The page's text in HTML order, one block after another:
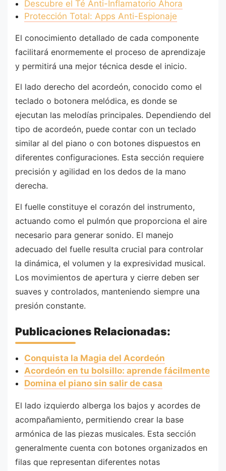
Descubre el Té Anti-Inflamatorio Ahora
Protección Total: Apps Anti-Espionaje
El conocimiento detallado de cada componente
facilitará enormemente el proceso de aprendizaje
y permitirá una mejor técnica desde el inicio.
El lado derecho del acordeón, conocido como el
teclado o botonera melódica, es donde se
ejecutan las melodías principales. Dependiendo del
tipo de acordeón, puede contar con un teclado
similar al del piano o con botones dispuestos en
diferentes configuraciones. Esta sección requiere
precisión y agilidad en los dedos de la mano
derecha.
El fuelle constituye el corazón del instrumento,
actuando como el pulmón que proporciona el aire
necesario para generar sonido. El manejo
adecuado del fuelle resulta crucial para controlar
la dinámica, el volumen y la expresividad musical.
Los movimientos de apertura y cierre deben ser
suaves y controlados, manteniendo siempre una
presión constante.
Publicaciones Relacionadas:
Conquista la Magia del Acordeón
Acordeón en tu bolsillo: aprende fácilmente
Domina el piano sin salir de casa
El lado izquierdo alberga los bajos y acordes de
acompañamiento, permitiendo crear la base
armónica de las piezas musicales. Esta sección
generalmente cuenta con botones organizados en
filas que representan diferentes notas